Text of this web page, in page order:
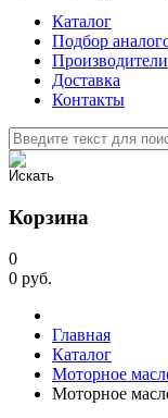
Каталог
Подбор
Производители
Доставка
Контакты
Корзина
0
0 руб.
Главная
Каталог
Моторное
Моторное